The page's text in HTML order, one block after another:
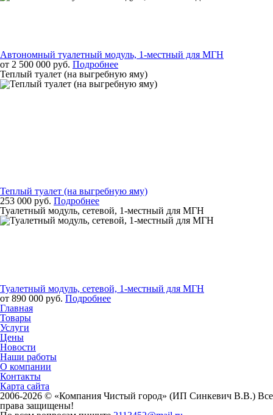
Автономный туалетный модуль, 1-местный для МГН
от 2 500 000 руб. Подробнее
Теплый туалет (на выгребную яму)
Теплый туалет (на выгребную яму)
253 000 руб. Подробнее
Туалетный модуль, сетевой, 1-местный для МГН
Туалетный модуль, сетевой, 1-местный для МГН
от 890 000 руб. Подробнее
Главная
Товары
Услуги
Цены
Новости
Наши работы
О компании
Контакты
Карта сайта
2006-2026 © «Компания Чистый город» (ИП Синкевич В.В.) Все
права защищены!